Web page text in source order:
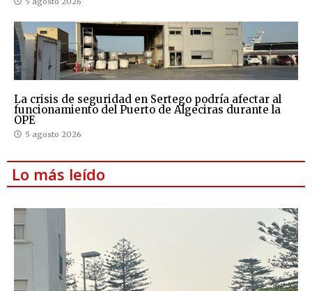
La crisis de seguridad en Sertego podría afectar al
funcionamiento del Puerto de Algeciras durante la
OPE
5 agosto 2026
Lo más leído